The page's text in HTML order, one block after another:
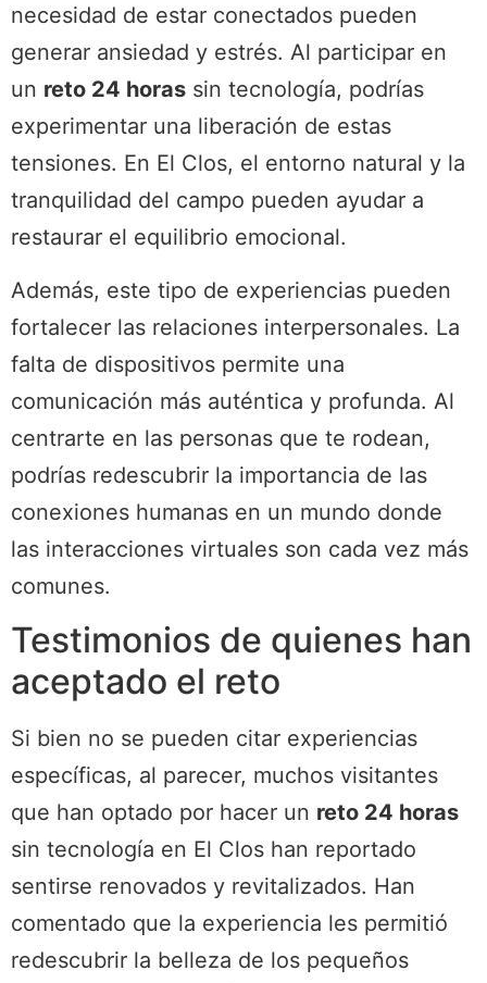
necesidad de estar conectados pueden
generar ansiedad y estrés. Al participar en
un reto 24 horas sin tecnología, podrías
experimentar una liberación de estas
tensiones. En El Clos, el entorno natural y la
tranquilidad del campo pueden ayudar a
restaurar el equilibrio emocional.
Además, este tipo de experiencias pueden
fortalecer las relaciones interpersonales. La
falta de dispositivos permite una
comunicación más auténtica y profunda. Al
centrarte en las personas que te rodean,
podrías redescubrir la importancia de las
conexiones humanas en un mundo donde
las interacciones virtuales son cada vez más
comunes.
Testimonios de quienes han
aceptado el reto
Si bien no se pueden citar experiencias
específicas, al parecer, muchos visitantes
que han optado por hacer un reto 24 horas
sin tecnología en El Clos han reportado
sentirse renovados y revitalizados. Han
comentado que la experiencia les permitió
redescubrir la belleza de los pequeños